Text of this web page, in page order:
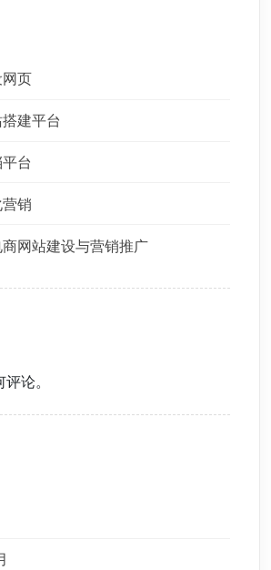
页
建平台
台
销
网站建设与营销推广
论。